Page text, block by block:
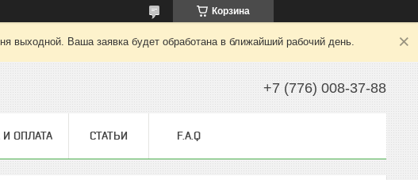
Корзина
выходной. Ваша заявка будет обработана в ближайший рабочий день.
+7 (776) 008-37-88
И ОПЛАТА СТАТЬИ F.A.Q